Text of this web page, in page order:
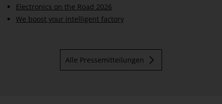
Electronics on the Road 2026
We boost your intelligent factory
Alle Pressemitteilungen